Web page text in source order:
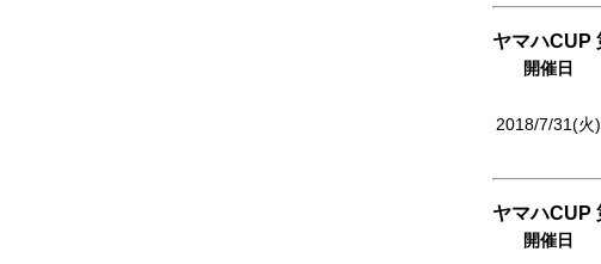
ヤマハCUP
開催日
2018/7/31(火)
ヤマハCUP
開催日